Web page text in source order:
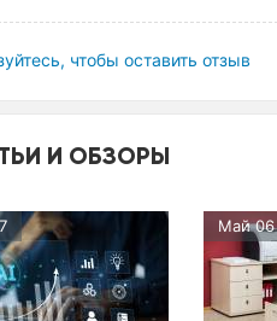
чтобы оставить отзыв
И ОБЗОРЫ
Май 06